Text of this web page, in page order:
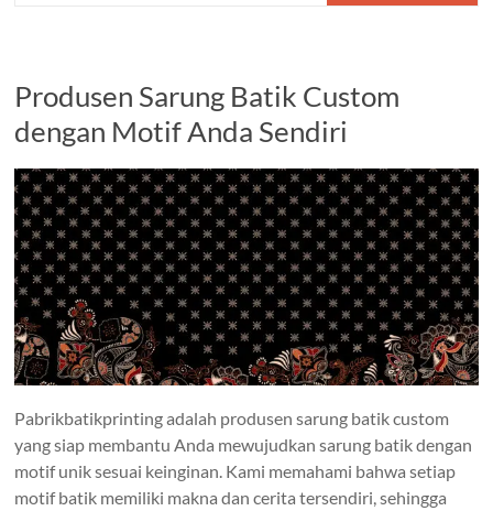
Produsen Sarung Batik Custom
dengan Motif Anda Sendiri
Pabrikbatikprinting adalah produsen sarung batik custom
yang siap membantu Anda mewujudkan sarung batik dengan
motif unik sesuai keinginan. Kami memahami bahwa setiap
motif batik memiliki makna dan cerita tersendiri, sehingga